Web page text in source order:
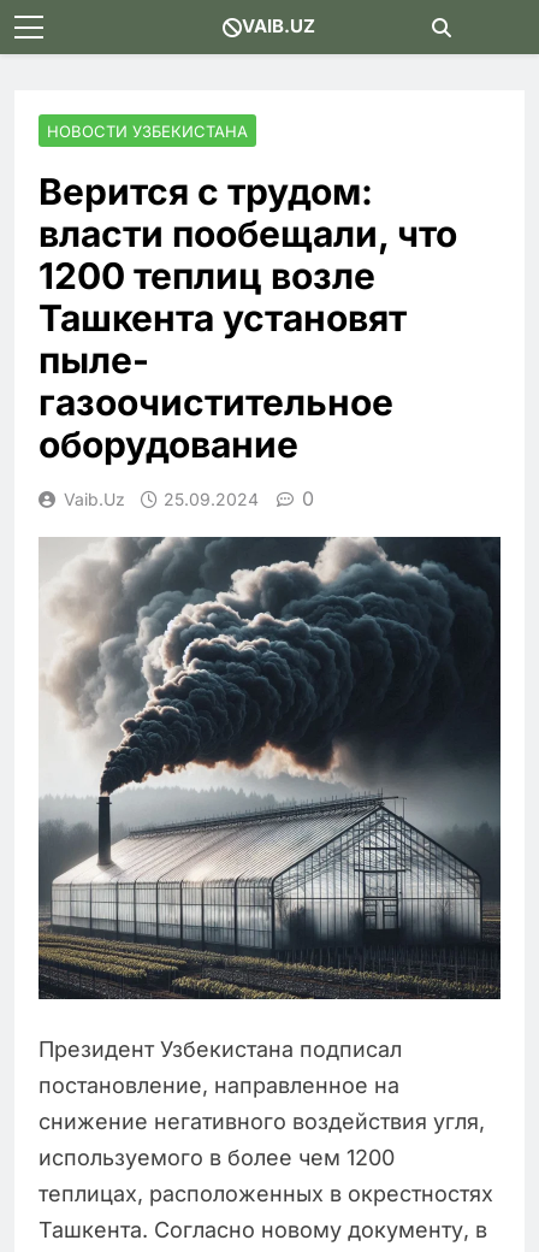
Skip
to
VAIB.UZ
НОВОСТИ УЗБЕКИСТАНА
Верится с трудом:
власти пообещали, что
1200 теплиц возле
Ташкента установят
пыле-
газоочистительное
оборудование
Vaib.uz 25.09.2024 0
Президент Узбекистана подписал
постановление, направленное на
снижение негативного воздействия угля,
используемого в более чем 1200
теплицах, расположенных в окрестностях
Ташкента. Согласно новому документу, в